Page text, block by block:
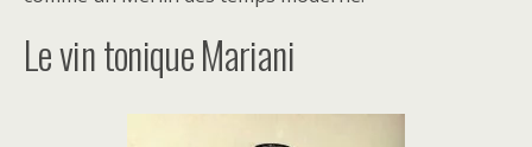
Le vin tonique Mariani